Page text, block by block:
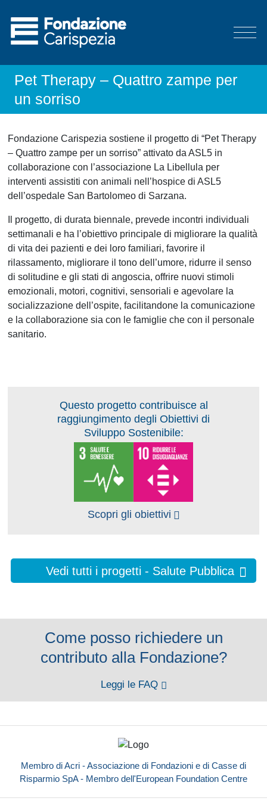
Pet Therapy – Quattro zampe per
un sorriso
Fondazione Carispezia sostiene il progetto di “Pet Therapy
– Quattro zampe per un sorriso” attivato da ASL5 in
collaborazione con l’associazione La Libellula per
interventi assistiti con animali nell’hospice di ASL5
dell’ospedale San Bartolomeo di Sarzana.
Il progetto, di durata biennale, prevede incontri individuali
settimanali e ha l’obiettivo principale di migliorare la qualità
di vita dei pazienti e dei loro familiari, favorire il
rilassamento, migliorare il tono dell’umore, ridurre il senso
di solitudine e gli stati di angoscia, offrire nuovi stimoli
emozionali, motori, cognitivi, sensoriali e agevolare la
socializzazione dell’ospite, facilitandone la comunicazione
e la collaborazione sia con le famiglie che con il personale
sanitario.
Questo progetto contribuisce al
raggiungimento degli Obiettivi di
Sviluppo Sostenibile:
Scopri gli obiettivi
Vedi tutti i progetti - Salute Pubblica
Come posso richiedere un
contributo alla Fondazione?
Leggi le FAQ
Membro di Acri - Associazione di Fondazioni e di Casse di
Risparmio SpA - Membro dell'European Foundation Centre